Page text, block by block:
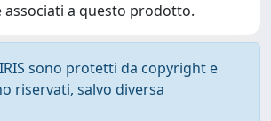
associati a questo prodotto.
sono protetti da copyright e
riservati, salvo diversa